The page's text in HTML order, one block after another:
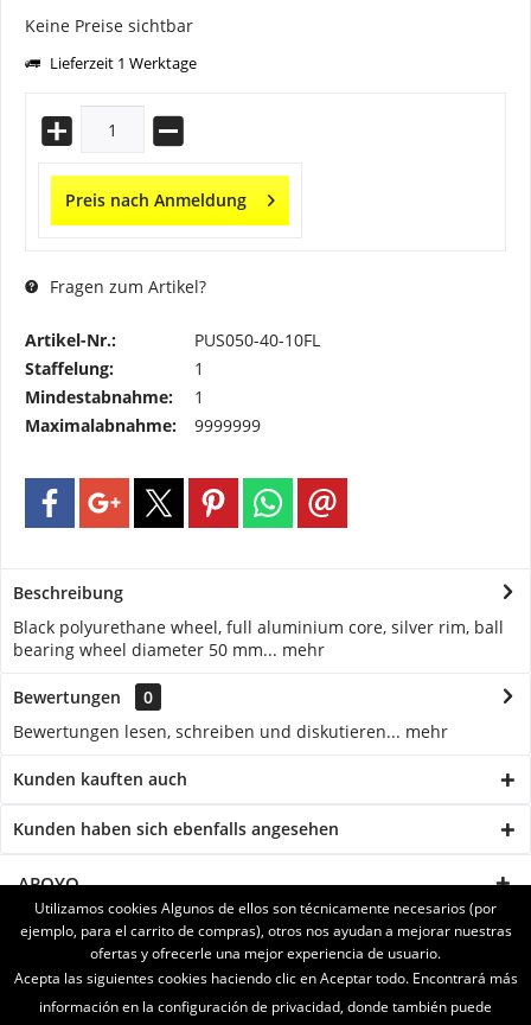
Keine Preise sichtbar
Lieferzeit 1 Werktage
Preis nach Anmeldung
Fragen zum Artikel?
Artikel-Nr.:
PUS050-40-10FL
Staffelung:
1
Mindestabnahme:
1
Maximalabnahme:
9999999
Beschreibung
Black polyurethane wheel, full aluminium core, silver rim, ball
bearing wheel diameter 50 mm... mehr
Bewertungen
0
Bewertungen lesen, schreiben und diskutieren... mehr
Kunden kauften auch
Kunden haben sich ebenfalls angesehen
APOYO
SERVICE
INFORMATIONEN
Utilizamos cookies Algunos de ellos son técnicamente necesarios (por
ejemplo, para el carrito de compras), otros nos ayudan a mejorar nuestras
ofertas y ofrecerle una mejor experiencia de usuario.
Acepta las siguientes cookies haciendo clic en Aceptar todo. Encontrará más
información en la configuración de privacidad, donde también puede